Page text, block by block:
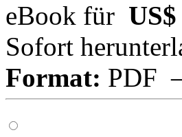
eBook für
Sofort
Format: PDF